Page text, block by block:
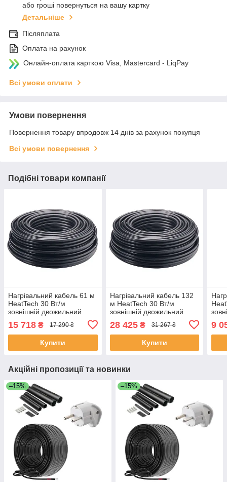
або гроші повернуться на вашу картку
Детальніше
Післяплата
Оплата на рахунок
Онлайн-оплата карткою Visa, Mastercard - LiqPay
Всі умови оплати
Умови повернення
Повернення товару впродовж 14 днів за рахунок покупця
Всі умови повернення
Подібні товари компанії
Нагрівальний кабель 61 м
HeatTech 30 Вт/м
зовнішній двожильний
водостоків труб тротуарів
15 718 ₴ 17 290 ₴
Купити
Нагрівальний кабель 132
м HeatTech 30 Вт/м
зовнішній двожильний
водостоків труб тротуарів
28 425₴ 31 267 ₴
Купити
9
Акційні пропозиції та новинки
–15% –15%